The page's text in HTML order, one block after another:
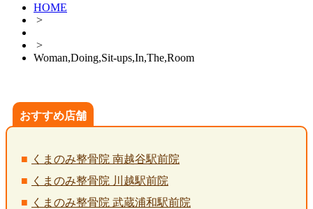
HOME
>
>
Woman,Doing,Sit-ups,In,The,Room
おすすめ店舗
くまのみ整骨院 南越谷駅前院
くまのみ整骨院 川越駅前院
くまのみ整骨院 武蔵浦和駅前院